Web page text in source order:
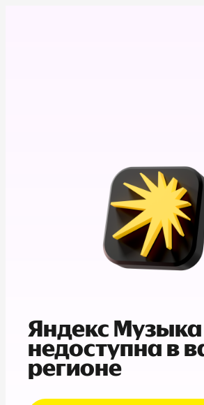
Яндекс Музыка
недоступна в
регионе